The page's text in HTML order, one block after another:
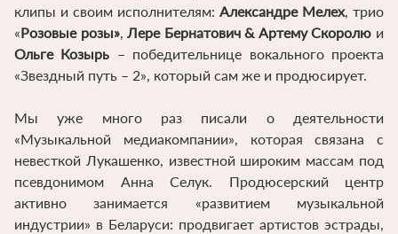
клипы и своим исполнителям: Александре Мелех, трио
«Розовые розы»,Лере Бернатович & Артему Скоролю и
Ольге Козырь – победительнице вокального проекта
«Звездный путь – 2», который сам же и продюсирует.
Мы уже много раз писали о деятельности
«Музыкальной медиакомпании», которая связана с
невесткой Лукашенко, известной широким массам под
псевдонимом Анна Селук. Продюсерский центр
активно занимается «развитием музыкальной
индустрии» в Беларуси: продвигает артистов эстрады,